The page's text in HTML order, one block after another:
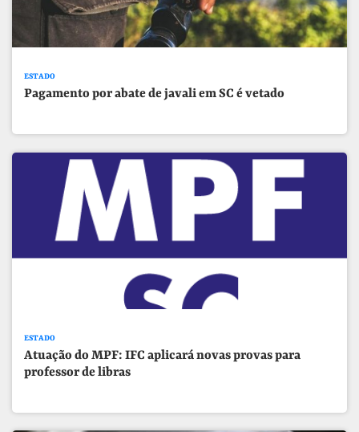
ESTADO
Pagamento por abate de javali em SC é vetado
ESTADO
Atuação do MPF: IFC aplicará novas provas para
professor de libras